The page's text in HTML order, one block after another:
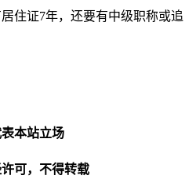
住证7年，还要有中级职称或追
本站立场
可，不得转载